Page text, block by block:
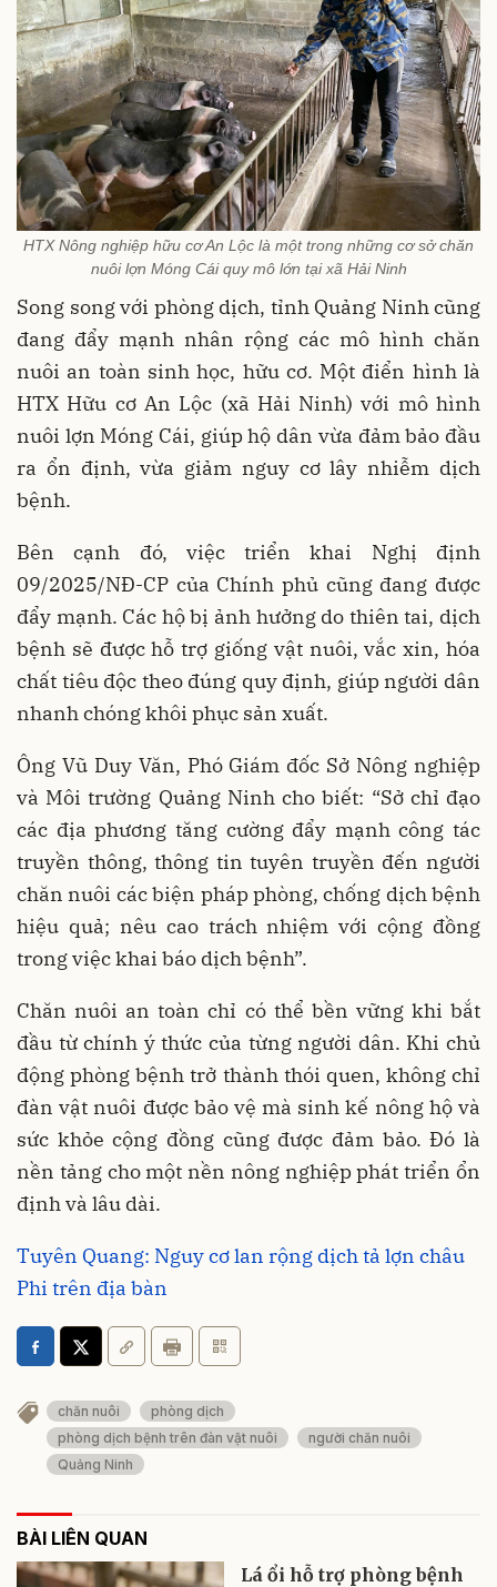
HTX Nông nghiệp hữu cơ An Lộc là một trong những cơ sở chăn
nuôi lợn Móng Cái quy mô lớn tại xã Hải Ninh
Song song với phòng dịch, tỉnh Quảng Ninh cũng
đang đẩy mạnh nhân rộng các mô hình chăn
nuôi an toàn sinh học, hữu cơ. Một điển hình là
HTX Hữu cơ An Lộc (xã Hải Ninh) với mô hình
nuôi lợn Móng Cái, giúp hộ dân vừa đảm bảo đầu
ra ổn định, vừa giảm nguy cơ lây nhiễm dịch
bệnh.
Bên cạnh đó, việc triển khai Nghị định
09/2025/NĐ-CP của Chính phủ cũng đang được
đẩy mạnh. Các hộ bị ảnh hưởng do thiên tai, dịch
bệnh sẽ được hỗ trợ giống vật nuôi, vắc xin, hóa
chất tiêu độc theo đúng quy định, giúp người dân
nhanh chóng khôi phục sản xuất.
Ông Vũ Duy Văn, Phó Giám đốc Sở Nông nghiệp
và Môi trường Quảng Ninh cho biết: “Sở chỉ đạo
các địa phương tăng cường đẩy mạnh công tác
truyền thông, thông tin tuyên truyền đến người
chăn nuôi các biện pháp phòng, chống dịch bệnh
hiệu quả; nêu cao trách nhiệm với cộng đồng
trong việc khai báo dịch bệnh”.
Chăn nuôi an toàn chỉ có thể bền vững khi bắt
đầu từ chính ý thức của từng người dân. Khi chủ
động phòng bệnh trở thành thói quen, không chỉ
đàn vật nuôi được bảo vệ mà sinh kế nông hộ và
sức khỏe cộng đồng cũng được đảm bảo. Đó là
nền tảng cho một nền nông nghiệp phát triển ổn
định và lâu dài.
Tuyên Quang: Nguy cơ lan rộng dịch tả lợn châu
Phi trên địa bàn
chăn nuôi
phòng dịch
phòng dịch bệnh trên đàn vật nuôi
người chăn nuôi
Quảng Ninh
BÀI LIÊN QUAN
Lá ổi hỗ trợ phòng bệnh